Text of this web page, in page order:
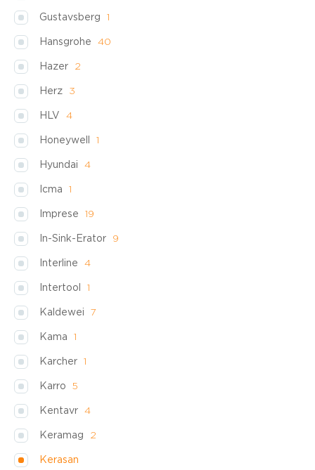
Gustavsberg 1
Hansgrohe 40
Hazer 2
Herz 3
HLV 4
Honeywell 1
Hyundai 4
Icma 1
Imprese 19
In-Sink-Erator 9
Interline 4
Intertool 1
Kaldewei 7
Kama 1
Karcher 1
Karro 5
Kentavr 4
Keramag 2
Kerasan